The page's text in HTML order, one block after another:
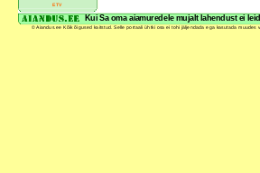
ETV
Kui Sa oma aiamuredele mujalt lahendust ei
© Aiandus.ee Kõik õigused kaitstud. Selle portaali ühtki osa ei tohi jäljendada ega kasutada muudes